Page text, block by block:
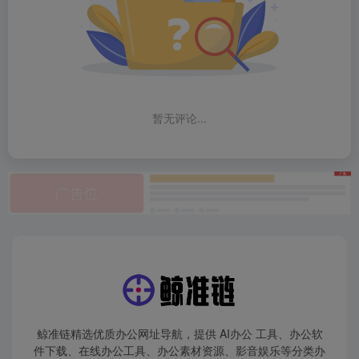
暂无评论...
鲸准链精选优质办公网址导航，提供 AI办公 工具、办公软
件下载、在线办公工具、办公素材资源、影音娱乐等分类办